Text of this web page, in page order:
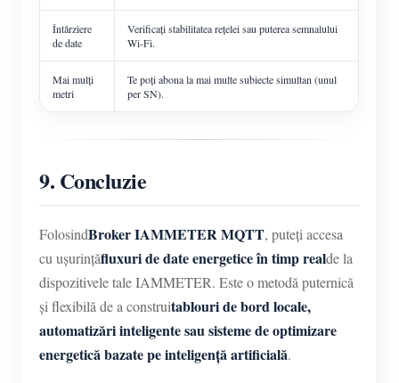
Întârziere
de date
Verificați stabilitatea rețelei sau puterea semnalului
Wi-Fi.
Mai mulți
metri
Te poți abona la mai multe subiecte simultan (unul
per SN).
9. Concluzie
FolosindBroker IAMMETER MQTT, puteți accesa
cu ușurințăfluxuri de date energetice în timp realde la
dispozitivele tale IAMMETER. Este o metodă puternică
și flexibilă de a construitablouri de bord locale,
automatizări inteligente sau sisteme de optimizare
energetică bazate pe inteligență artificială.